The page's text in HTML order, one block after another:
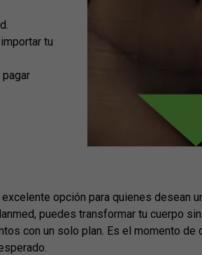
tu
opción para quienes desean
puedes transformar tu cuerpo
con un solo plan. Es el momento de